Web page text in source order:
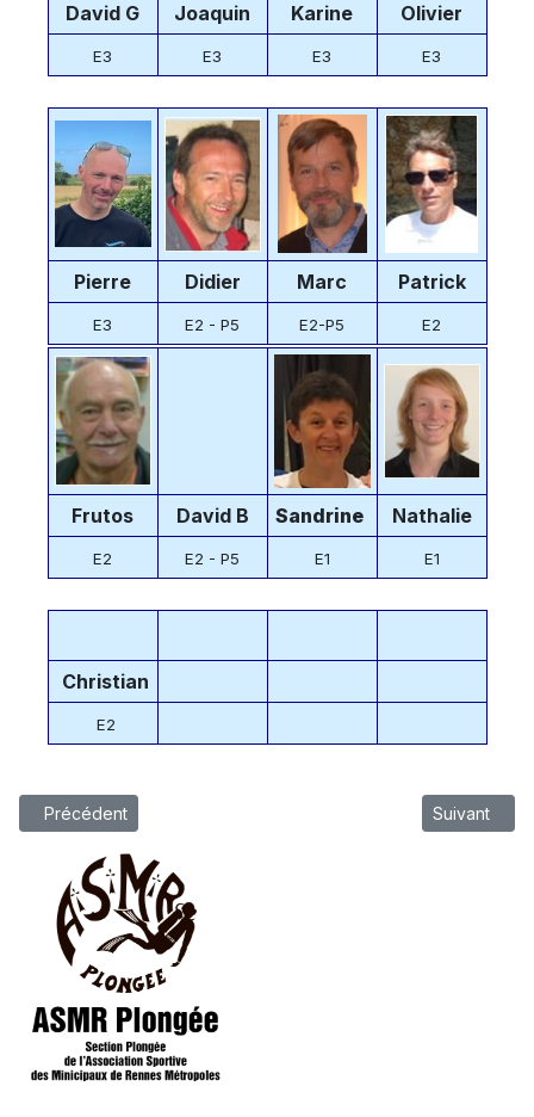
David G Joaquin Karine Olivier
E3 E3 E3 E3
Pierre Didier Marc Patrick
E3 E2 - P5 E2-P5 E2
Frutos David B Sandrine Nathalie
E2 E2 - P5 E1 E1
Christian
E2
Article précédent : Horaires des entrainements
Précédent Article
Suivant